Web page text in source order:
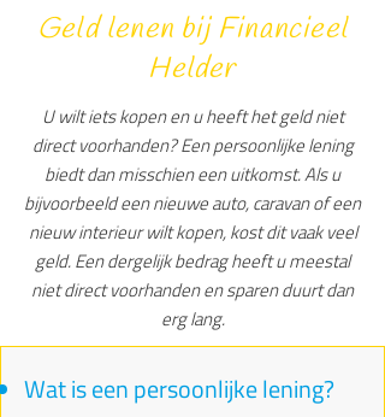
Geld lenen bij Financieel
Helder
U wilt iets kopen en u heeft het geld niet
direct voorhanden? Een persoonlijke lening
biedt dan misschien een uitkomst. Als u
bijvoorbeeld een nieuwe auto, caravan of een
nieuw interieur wilt kopen, kost dit vaak veel
geld. Een dergelijk bedrag heeft u meestal
niet direct voorhanden en sparen duurt dan
erg lang.
Wat is een persoonlijke lening?